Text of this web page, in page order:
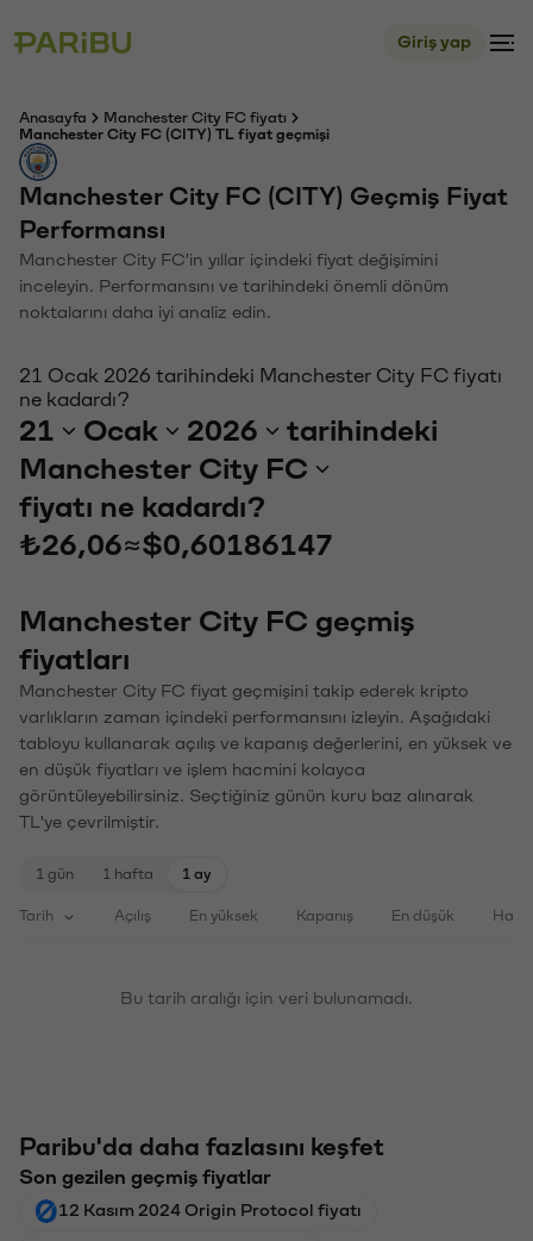
Giriş yap
Anasayfa
Manchester City FC fiyatı
Manchester City FC (CITY) TL fiyat geçmişi
Manchester City FC (CITY) Geçmiş Fiyat
Performansı
Manchester City FC'in yıllar içindeki fiyat değişimini
inceleyin. Performansını ve tarihindeki önemli dönüm
noktalarını daha iyi analiz edin.
21 Ocak 2026 tarihindeki Manchester City FC fiyatı
ne kadardı?
21 Ocak 2026
tarihindeki
Manchester City FC
fiyatı ne kadardı?
₺26,06≈$0,60186147
Manchester City FC geçmiş
fiyatları
Manchester City FC fiyat geçmişini takip ederek kripto
varlıkların zaman içindeki performansını izleyin. Aşağıdaki
tabloyu kullanarak açılış ve kapanış değerlerini, en yüksek ve
en düşük fiyatları ve işlem hacmini kolayca
görüntüleyebilirsiniz. Seçtiğiniz günün kuru baz alınarak
TL'ye çevrilmiştir.
1 gün 1 hafta 1 ay
Tarih Açılış En yüksek Kapanış En düşük
Bu tarih aralığı için veri bulunamadı.
Paribu'da daha fazlasını keşfet
Son gezilen geçmiş fiyatlar
12 Kasım 2024 Origin Protocol fiyatı